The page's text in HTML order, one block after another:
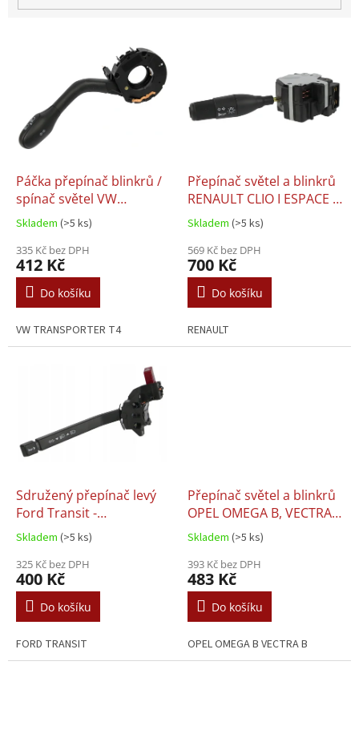
u
ů
Páčka přepínač blinkrů /
spínač světel VW
TRANSPORTER T4 -
7D0953513B
Skladem (>5 ks)
335 Kč bez DPH
412 Kč
Do košíku
VW TRANSPORTER T4
Přepínač světel a blinkrů
RENAULT CLIO I ESPACE -
7700842114
Skladem (>5 ks)
569 Kč bez DPH
700 Kč
Do košíku
RENAULT
Sdružený přepínač levý
Ford Transit -
91VB13B302A
Skladem (>5 ks)
325 Kč bez DPH
400 Kč
Do košíku
FORD TRANSIT
Přepínač světel a blinkrů
OPEL OMEGA B, VECTRA B
- 1241215, 1241259,
1241295, 90457328,
90508668, 9181011
Skladem (>5 ks)
393 Kč bez DPH
483 Kč
Do košíku
OPEL OMEGA B VECTRA B